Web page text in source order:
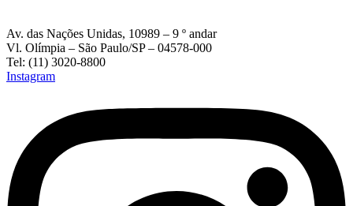
Av. das Nações Unidas, 10989 – 9 º andar
Vl. Olímpia – São Paulo/SP – 04578-000
Tel: (11) 3020-8800
Instagram